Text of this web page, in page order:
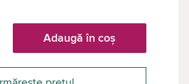
Adaugă în coș